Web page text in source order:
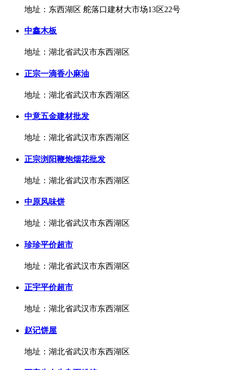
地址：东西湖区 舵落口建材大市场13区22号
中鑫木板
地址：湖北省武汉市东西湖区
正宗一滴香小麻油
地址：湖北省武汉市东西湖区
中意五金建材批发
地址：湖北省武汉市东西湖区
正宗浏阳鞭炮烟花批发
地址：湖北省武汉市东西湖区
中原风味饼
地址：湖北省武汉市东西湖区
珍珍平价超市
地址：湖北省武汉市东西湖区
正宇平价超市
地址：湖北省武汉市东西湖区
赵记饼屋
地址：湖北省武汉市东西湖区